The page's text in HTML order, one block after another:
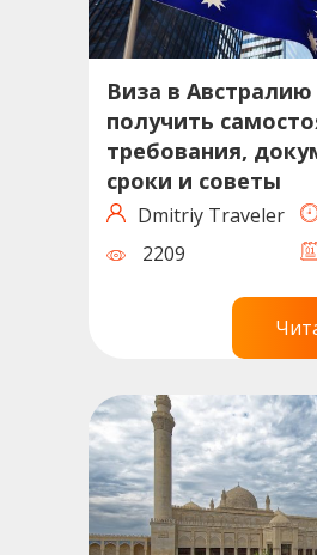
Виза в Австралию
получить
требования,
сроки и советы
Dmitriy Traveler
2209